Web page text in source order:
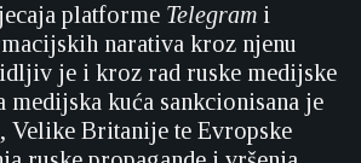
platforme Telegram i
narativa kroz njenu
je i kroz rad ruske medijske
medijska kuća sankcionisana je
Velike Britanije te Evropske